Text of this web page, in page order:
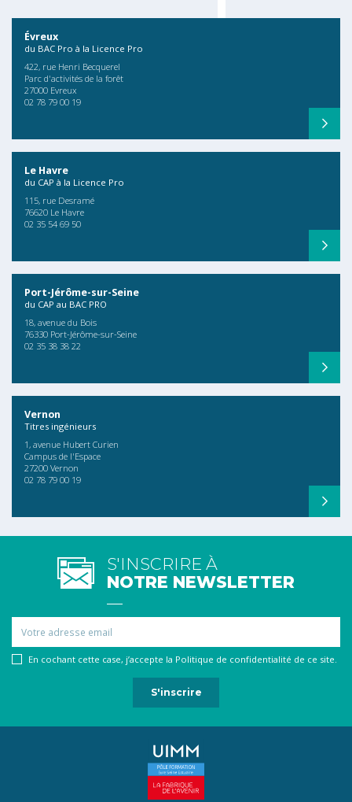
Évreux
du BAC Pro à la Licence Pro
422, rue Henri Becquerel
Parc d'activités de la forêt
27000 Evreux
02 78 79 00 19
Le Havre
du CAP à la Licence Pro
115, rue Desramé
76620 Le Havre
02 35 54 69 50
Port-Jérôme-sur-Seine
du CAP au BAC PRO
18, avenue du Bois
76330 Port-Jérôme-sur-Seine
02 35 38 38 22
Vernon
Titres ingénieurs
1, avenue Hubert Curien
Campus de l'Espace
27200 Vernon
02 78 79 00 19
S'INSCRIRE À
NOTRE NEWSLETTER
En cochant cette case, j’accepte la Politique de confidentialité de ce site.